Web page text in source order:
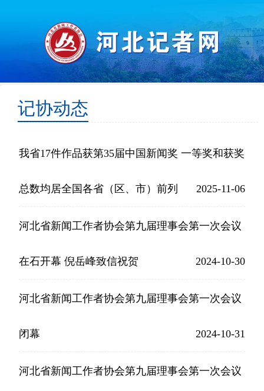
记协动态
我省17件作品获第35届中国新闻奖 一等奖和获奖
总数均居全国各省（区、市）前列 2025-11-06
河北省新闻工作者协会第九届理事会第一次会议
在石开幕 倪岳峰致信祝贺 2024-10-30
河北省新闻工作者协会第九届理事会第一次会议
闭幕 2024-10-31
河北省新闻工作者协会第九届理事会第一次会议